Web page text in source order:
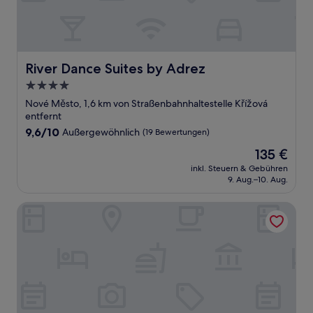
River Dance Suites by Adrez
River Dance Suites by Adrez
4.0-
Sterne-
Unterkunft
Nové Město, 1,6 km von Straßenbahnhaltestelle Křížová
entfernt
9.6
9,6/10 Außergewöhnlich (19 Bewertungen)
Der
Preis
beträgt
135 €
inkl. Steuern & Gebühren
9. Aug.–10. Aug.